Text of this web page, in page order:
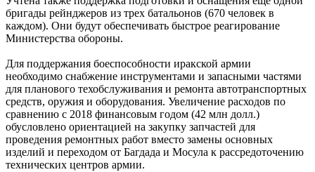
бригады рейнджеров из трех батальонов (670 человек в
каждом). Они будут обеспечивать быстрое реагирование
Министерства обороны.
Для поддержания боеспособности иракской армии
необходимо снабжение инструментами и запасными частями
для планового техобслуживания и ремонта автотранспортных
средств, оружия и оборудования. Увеличение расходов по
сравнению с 2018 финансовым годом (42 млн долл.)
обусловлено ориентацией на закупку запчастей для
проведения ремонтных работ вместо замены основных
изделий и переходом от Багдада и Мосула к рассредоточению
технических центров армии.